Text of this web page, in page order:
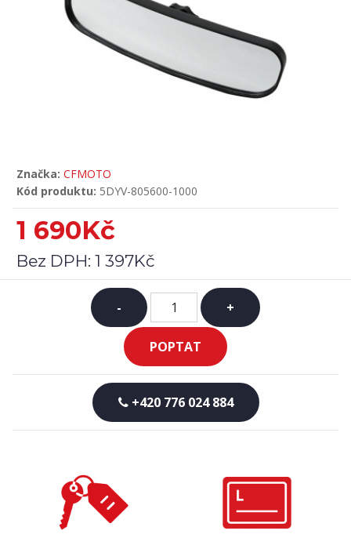
Značka: CFMOTO
Kód produktu: 5DYV-805600-1000
1 690Kč
Bez DPH: 1 397Kč
- +
POPTAT
+420 776 024 884